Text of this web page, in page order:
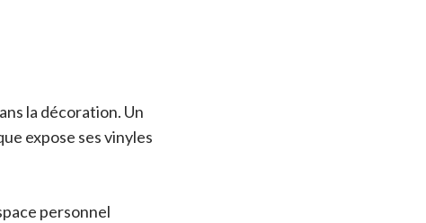
la décoration. Un
expose ses vinyles
personnel